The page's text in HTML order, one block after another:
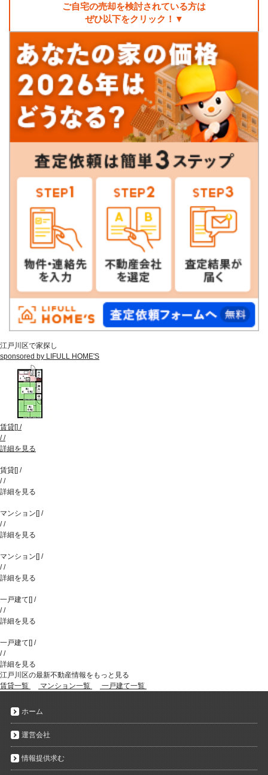
ご自宅の売却を検討されている方は
ぜひ以下をクリック！▼
江戸川区で家探し
sponsored by LIFULL HOME'S
賃貸[] /
//
詳細を見る
賃貸[] /
//
詳細を見る
マンション [] /
//
詳細を見る
マンション [] /
//
詳細を見る
一戸建て [] /
//
詳細を見る
一戸建て [] /
//
詳細を見る
江戸川区の最新不動産情報をもっと見る
賃貸一覧
マンション一覧 一戸建て一覧
ホーム
運営会社
情報提供求む